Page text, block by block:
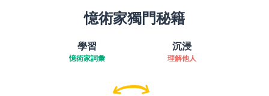
憶術家獨門秘籍
學習
憶術家詞彙
沉浸
理解他人